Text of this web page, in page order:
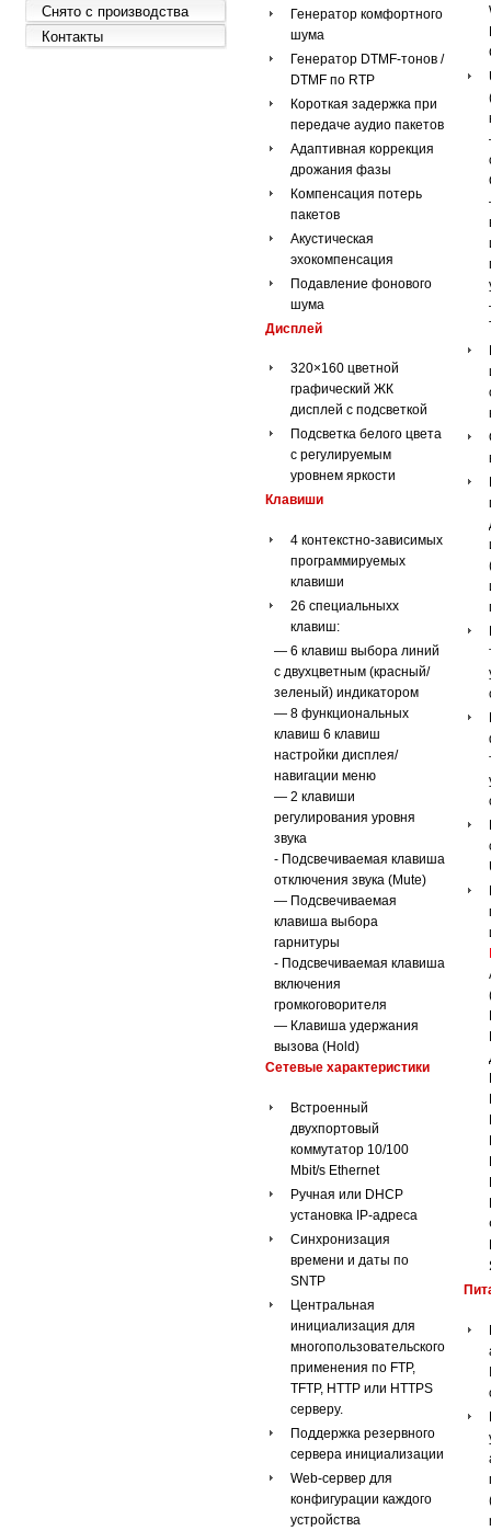
Снято с производства
Контакты
Генератор комфортного
шума
Генератор DTMF-тонов /
DTMF по RTP
Короткая задержка при
передаче аудио пакетов
Адаптивная коррекция
дрожания фазы
Компенсация потерь
пакетов
Акустическая
эхокомпенсация
Подавление фонового
шума
Дисплей
320×160 цветной
графический ЖК
дисплей с подсветкой
Подсветка белого цвета
с регулируемым
уровнем яркости
Клавиши
4 контекстно-зависимых
программируемых
клавиши
26 специальныхх
клавиш:
— 6 клавиш выбора линий
с двухцветным (красный/
зеленый) индикатором
— 8 функциональных
клавиш 6 клавиш
настройки дисплея/
навигации меню
— 2 клавиши
регулирования уровня
звука
- Подсвечиваемая клавиша
отключения звука (Mute)
— Подсвечиваемая
клавиша выбора
гарнитуры
- Подсвечиваемая клавиша
включения
громкоговорителя
— Клавиша удержания
вызова (Hold)
Сетевые характеристики
Встроенный
двухпортовый
коммутатор 10/100
Mbit/s Ethernet
Ручная или DHCP
установка IP-адреса
Синхронизация
времени и даты по
SNTP
Центральная
инициализация для
многопользовательского
применения по FTP,
TFTP, HTTP или HTTPS
серверу.
Поддержка резервного
сервера инициализации
Web-сервер для
конфигурации каждого
устройства